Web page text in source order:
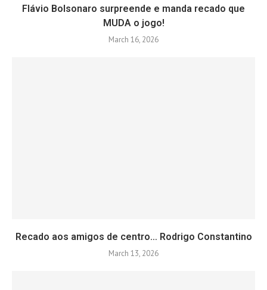
Flávio Bolsonaro surpreende e manda recado que
MUDA o jogo!
March 16, 2026
Recado aos amigos de centro… Rodrigo Constantino
March 13, 2026